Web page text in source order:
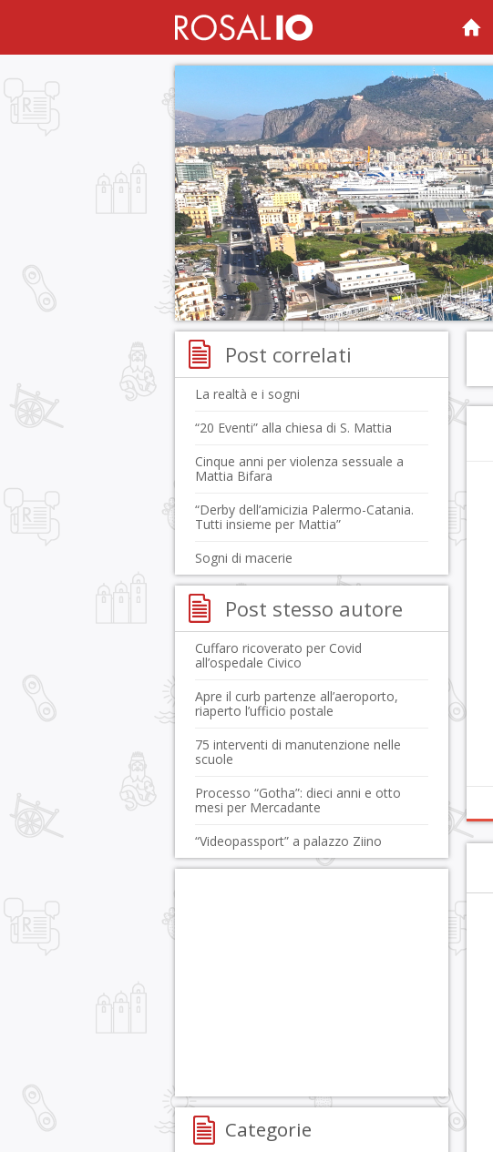
Post correlati
La realtà e i sogni
“20 Eventi” alla chiesa di S. Mattia
Cinque anni per violenza sessuale a
Mattia Bifara
“Derby dell’amicizia Palermo-Catania.
Tutti insieme per Mattia”
Sogni di macerie
Post stesso autore
Cuffaro ricoverato per Covid
all’ospedale Civico
Apre il curb partenze all’aeroporto,
riaperto l’ufficio postale
75 interventi di manutenzione nelle
scuole
Processo “Gotha”: dieci anni e otto
mesi per Mercadante
“Videopassport” a palazzo Ziino
Categorie